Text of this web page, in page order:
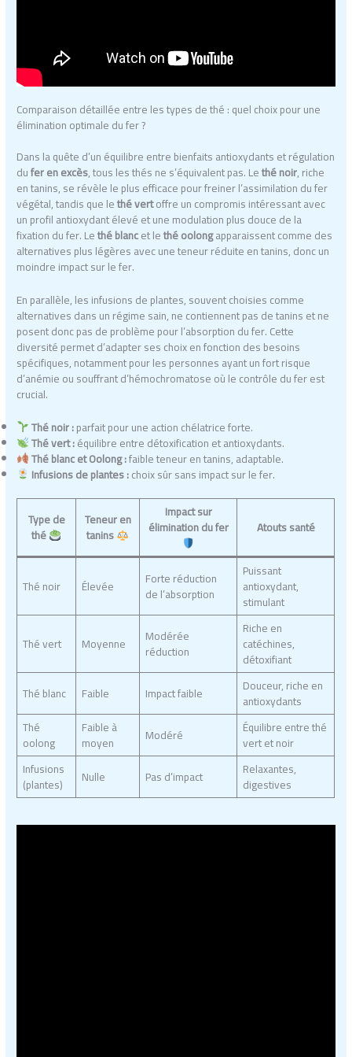
Comparaison détaillée entre les types de thé : quel choix pour une
élimination optimale du fer ?
Dans la quête d’un équilibre entre bienfaits antioxydants et régulation
dufer en excès, tous les thés ne s’équivalent pas. Lethé noir, riche
en tanins, se révèle le plus efficace pour freiner l’assimilation du fer
végétal, tandis que lethé vertoffre un compromis intéressant avec
un profil antioxydant élevé et une modulation plus douce de la
fixation du fer. Lethé blancet lethé oolongapparaissent comme des
alternatives plus légères avec une teneur réduite en tanins, donc un
moindre impact sur le fer.
En parallèle, les infusions de plantes, souvent choisies comme
alternatives dans un régime sain, ne contiennent pas de tanins et ne
posent donc pas de problème pour l’absorption du fer. Cette
diversité permet d’adapter ses choix en fonction des besoins
spécifiques, notamment pour les personnes ayant un fort risque
d’anémie ou souffrant d’hémochromatose où le contrôle du fer est
crucial.
Thé noir :parfait pour une action chélatrice forte.
Thé vert :équilibre entre détoxification et antioxydants.
Thé blanc et Oolong :faible teneur en tanins, adaptable.
Infusions de plantes :choix sûr sans impact sur le fer.
Type de
thé
Teneur en
tanins
Impact sur
élimination du fer Atouts santé
Thé noir Élevée Forte réduction
de l’absorption
Puissant
antioxydant,
stimulant
Thé vert Moyenne Modérée
réduction
Riche en
catéchines,
détoxifiant
Thé blanc
Faible Impact faible Douceur, riche en
antioxydants
Thé
oolong
Faible à
moyen Modéré Équilibre entre thé
vert et noir
Infusions
(plantes) Nulle Pas d’impact Relaxantes,
digestives